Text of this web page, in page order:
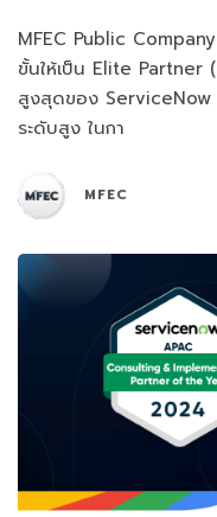
MFEC Public
ขั้นให้เป็น Elite Partner
สูงสุดของ ServiceNow
ระดับสูง ในกา
MFEC